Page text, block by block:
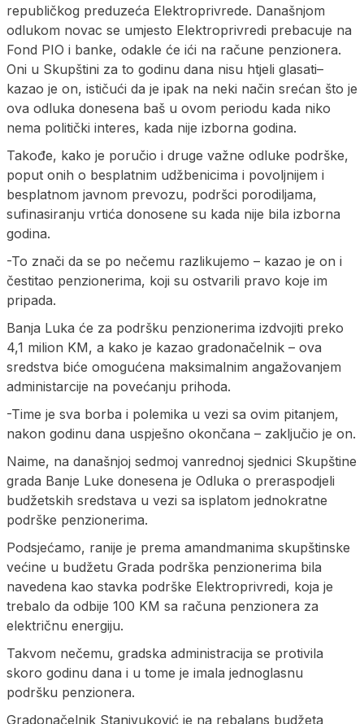
republičkog preduzeća Elektroprivrede. Današnjom
odlukom novac se umjesto Elektroprivredi prebacuje na
Fond PIO i banke, odakle će ići na račune penzionera.
Oni u Skupštini za to godinu dana nisu htjeli glasati–
kazao je on, ističući da je ipak na neki način srećan što je
ova odluka donesena baš u ovom periodu kada niko
nema politički interes, kada nije izborna godina.
Takođe, kako je poručio i druge važne odluke podrške,
poput onih o besplatnim udžbenicima i povoljnijem i
besplatnom javnom prevozu, podršci porodiljama,
sufinasiranju vrtića donosene su kada nije bila izborna
godina.
-To znači da se po nečemu razlikujemo – kazao je on i
čestitao penzionerima, koji su ostvarili pravo koje im
pripada.
Banja Luka će za podršku penzionerima izdvojiti preko
4,1 milion KM, a kako je kazao gradonačelnik – ova
sredstva biće omogućena maksimalnim angažovanjem
administarcije na povećanju prihoda.
-Time je sva borba i polemika u vezi sa ovim pitanjem,
nakon godinu dana uspješno okončana – zaključio je on.
Naime, na današnjoj sedmoj vanrednoj sjednici Skupštine
grada Banje Luke donesena je Odluka o preraspodjeli
budžetskih sredstava u vezi sa isplatom jednokratne
podrške penzionerima.
Podsjećamo, ranije je prema amandmanima skupštinske
većine u budžetu Grada podrška penzionerima bila
navedena kao stavka podrške Elektroprivredi, koja je
trebalo da odbije 100 KM sa računa penzionera za
električnu energiju.
Takvom nečemu, gradska administracija se protivila
skoro godinu dana i u tome je imala jednoglasnu
podršku penzionera.
Gradonačelnik Stanivuković je na rebalans budžeta